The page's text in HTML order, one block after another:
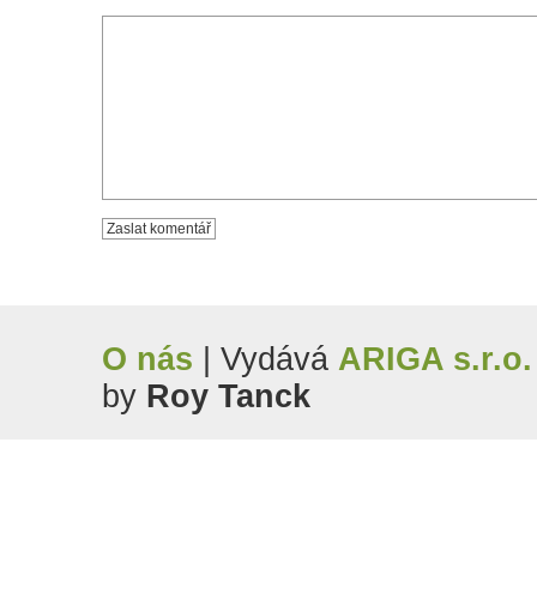
O nás | Vydává ARIGA s.r.o.
by Roy Tanck